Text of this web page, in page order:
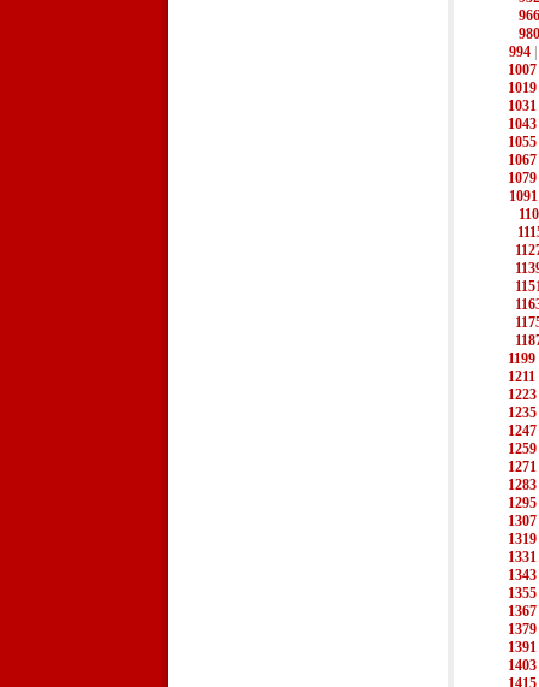
966
980
994
1007
1019
1031
1043
1055
1067
1079
1091
1199
1211
1223
1235
1247
1259
1271
1283
1295
1307
1319
1331
1343
1355
1367
1379
1391
1403
1415